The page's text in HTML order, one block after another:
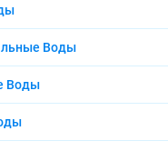
Воды
Воды